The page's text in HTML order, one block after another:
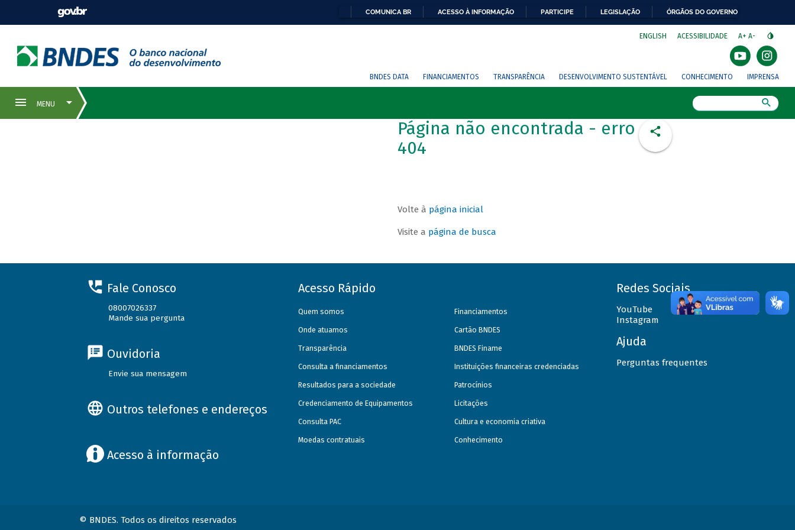
COMUNICA BR ACESSO À INFORMAÇÃO PARTICIPE LEGISLAÇÃO ÓRGÃOS DO GOVERNO
ENGLISH ACESSIBILIDADE A+ A-
BNDES DATA FINANCIAMENTOS TRANSPARÊNCIA DESENVOLVIMENTO SUSTENTÁVEL CONHECIMENTO IMPRENSA
Página não encontrada - erro
404
Volte à página inicial
Visite a página de busca
Fale Conosco
08007026337
Mande sua pergunta
Ouvidoria
Envie sua mensagem
Outros telefones e endereços
Acesso à informação
Acesso Rápido
Quem somos
Onde atuamos
Transparência
Consulta a financiamentos
Resultados para a sociedade
Credenciamento de Equipamentos
Consulta PAC
Moedas contratuais
Financiamentos
Cartão BNDES
BNDES Finame
Instituições financeiras credenciadas
Patrocínios
Licitações
Cultura e economia criativa
Conhecimento
Redes Sociais
YouTube
Instagram
Ajuda
Perguntas frequentes
© BNDES. Todos os direitos reservados